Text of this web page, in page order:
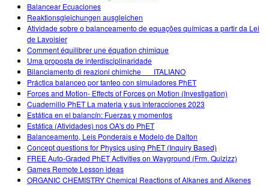
Balancear Ecuaciones
Reaktionsgleichungen ausgleichen
Atividade sobre o balanceamento de equações químicas a partir da Lei
de Lavoisier
Comment équilibrer une équation chimique
Uma proposta de interdisciplinaridade
Bilanciamento di reazioni chimiche___ITALIANO
Práctica balanceo por tanteo con simuladores PhET
Forces and Motion- Effects of Forces on Motion (Investigation)
Cuadernillo PhET La materia y sus interacciones 2023
Estática en el balancín: Fuerzas y momentos
Estática (Atividades) nos OA's do PhET
Balanceamento, Leis Ponderais e Modelo de Dalton
Concept questions for Physics using PhET (Inquiry Based)
FREE Auto-Graded PhET Activities on Wayground (Frm. Quizizz)
Games Remote Lesson ideas
ORGANIC CHEMISTRY Chemical Reactions of Alkanes and Alkenes